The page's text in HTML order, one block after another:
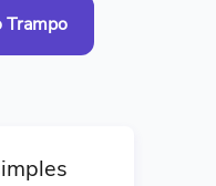
Trampo